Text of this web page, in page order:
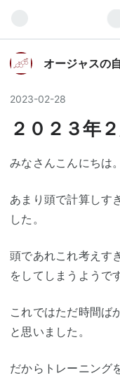
オージャスの
2023-02-28
２０２３年
みなさんこんにちは
あまり頭で計算しす
した。
頭であれこれ考えす
をしてしまうようです
これではただ時間ば
と思いました。
だからトレーニング